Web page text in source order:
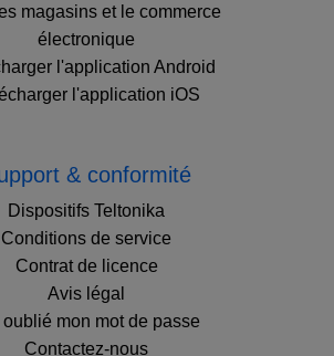
magasins et le commerce
électronique
l'application Android
l'application iOS
& conformité
Dispositifs Teltonika
Conditions de service
Contrat de licence
Avis légal
mon mot de passe
Contactez-nous